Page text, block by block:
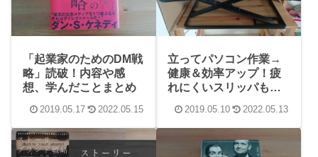
「起業家のためのDM戦
略」読破！内容や感
想、学んだことまとめ
2019.05.17 2022.05.15
立ってパソコン作業→
健康＆効率アップ！疲
れにくいスリッパも購
2019.05.10 2022.05.13